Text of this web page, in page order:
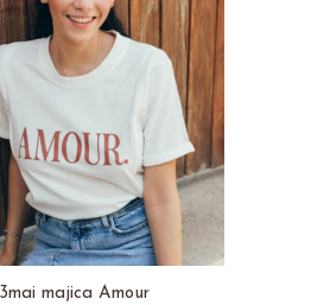
majica Amour